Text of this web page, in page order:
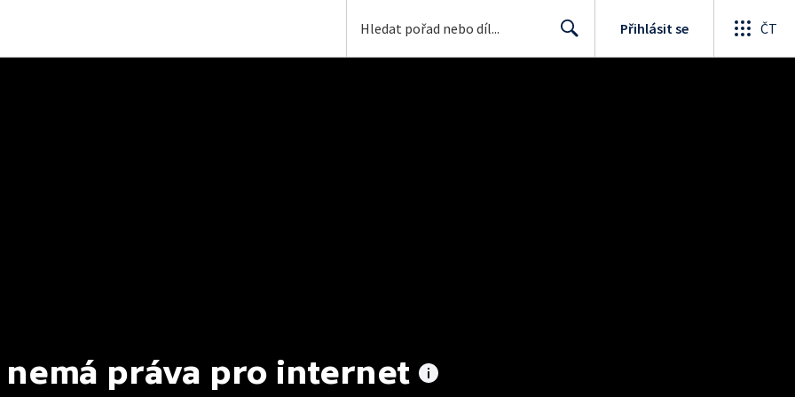
Přihlásit se ČT
nemá práva pro internet